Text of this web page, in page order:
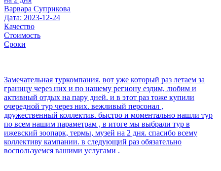
Варвара Суприкова
Дата: 2023-12-24
Качество
Стоимость
Сроки
Замечательная туркомпания. вот уже который раз летаем за
границу через них и по нашему региону ездим, любим и
активный отдых на пару дней. и в этот раз тоже купили
очередной тур через них. вежливый персонал ,
дружественный коллектив. быстро и моментально нашли тур
по всем нашим параметрам , в итоге мы выбрали тур в
ижевский зоопарк, термы, музей на 2 дня. спасибо всему
коллективу кампании. в следующий раз обязательно
воспользуемся вашими услугами .